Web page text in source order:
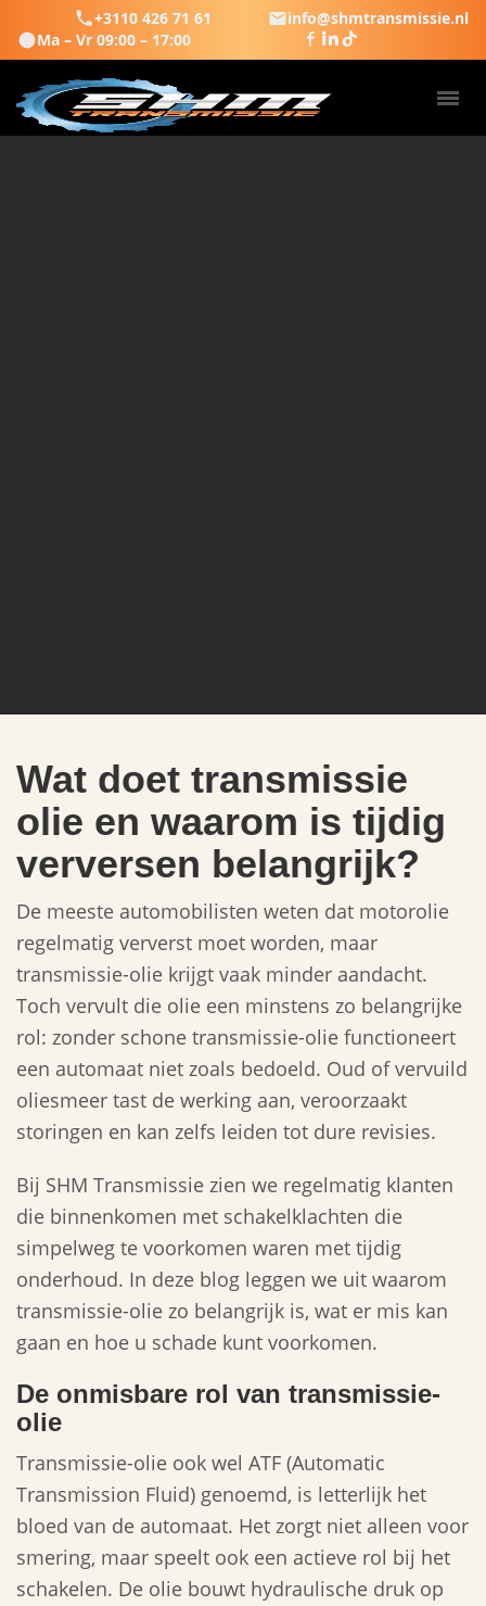
+3110 426 71 61
info@shmtransmissie.nl
Ma – Vr 09:00 – 17:00
Wat doet transmissie
olie en waarom is tijdig
verversen belangrijk?
De meeste automobilisten weten dat motorolie
regelmatig ververst moet worden, maar
transmissie-olie krijgt vaak minder aandacht.
Toch vervult die olie een minstens zo belangrijke
rol: zonder schone transmissie-olie functioneert
een automaat niet zoals bedoeld. Oud of vervuild
oliesmeer tast de werking aan, veroorzaakt
storingen en kan zelfs leiden tot dure revisies.
Bij SHM Transmissie zien we regelmatig klanten
die binnenkomen met schakelklachten die
simpelweg te voorkomen waren met tijdig
onderhoud. In deze blog leggen we uit waarom
transmissie-olie zo belangrijk is, wat er mis kan
gaan en hoe u schade kunt voorkomen.
De onmisbare rol van transmissie-
olie
Transmissie-olie ook wel ATF (Automatic
Transmission Fluid) genoemd, is letterlijk het
bloed van de automaat. Het zorgt niet alleen voor
smering, maar speelt ook een actieve rol bij het
schakelen. De olie bouwt hydraulische druk op